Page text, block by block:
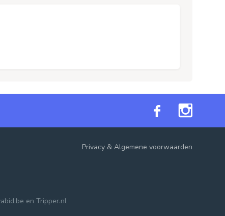
Privacy& Algemene voorwaarden
en Tripper.nl